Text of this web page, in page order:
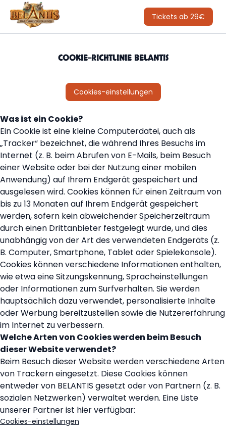
Tickets ab 29€
COOKIE-RICHTLINIE BELANTIS
Cookies-einstellungen
Was ist ein Cookie?
Ein Cookie ist eine kleine Computerdatei, auch als
„Tracker“ bezeichnet, die während Ihres Besuchs im
Internet (z. B. beim Abrufen von E-Mails, beim Besuch
einer Website oder bei der Nutzung einer mobilen
Anwendung) auf Ihrem Endgerät gespeichert und
ausgelesen wird. Cookies können für einen Zeitraum von
bis zu 13 Monaten auf Ihrem Endgerät gespeichert
werden, sofern kein abweichender Speicherzeitraum
durch einen Drittanbieter festgelegt wurde, und dies
unabhängig von der Art des verwendeten Endgeräts (z.
B. Computer, Smartphone, Tablet oder Spielekonsole).
Cookies können verschiedene Informationen enthalten,
wie etwa eine Sitzungskennung, Spracheinstellungen
oder Informationen zum Surfverhalten. Sie werden
hauptsächlich dazu verwendet, personalisierte Inhalte
oder Werbung bereitzustellen sowie die Nutzererfahrung
im Internet zu verbessern.
Welche Arten von Cookies werden beim Besuch
dieser Website verwendet?
Beim Besuch dieser Website werden verschiedene Arten
von Trackern eingesetzt. Diese Cookies können
entweder von BELANTIS gesetzt oder von Partnern (z. B.
sozialen Netzwerken) verwaltet werden. Eine Liste
unserer Partner ist hier verfügbar:
Cookies-einstellungen